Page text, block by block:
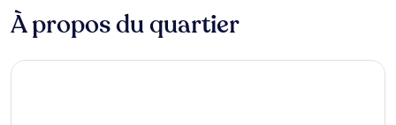
À propos du quartier